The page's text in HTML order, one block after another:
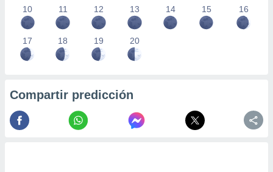
10 11 12 13 14 15 16
17 18 19 20
Compartir predicción